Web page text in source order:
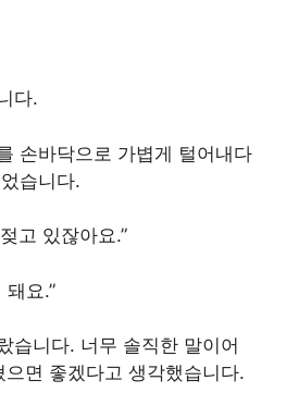
다.
손바닥으로 가볍게 털어내다
습니다.
고 있잖아요.”
돼요.”
습니다. 너무 솔직한 말이어
면 좋겠다고 생각했습니다.